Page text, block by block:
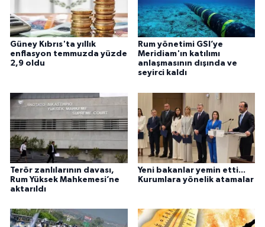
Güney Kıbrıs'ta yıllık
enflasyon temmuzda yüzde
2,9 oldu
Rum yönetimi GSI’ye
Meridiam'ın katılımı
anlaşmasının dışında ve
seyirci kaldı
Terör zanlılarının davası,
Rum Yüksek Mahkemesi’ne
aktarıldı
Yeni bakanlar yemin etti...
Kurumlara yönelik atamalar